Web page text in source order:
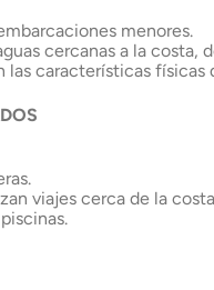
menores.
cercanas a la costa,
las características físicas
viajes cerca de la